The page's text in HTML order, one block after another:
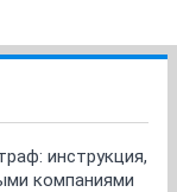
инструкция,
компаниями